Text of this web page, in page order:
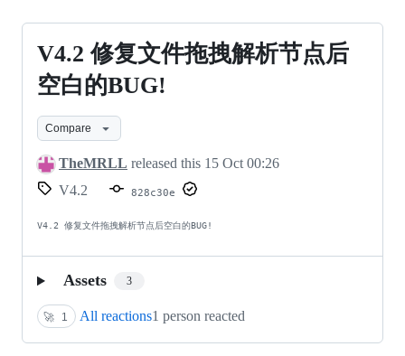
图
片
的
节
点
识
别；
输
现
在
V4.2
修
文
件
拖
拽
解
析
节
点
V4.2 修复文件拖拽解析节点后
空白的BUG!
Compare
TheMRLL released this 15 Oct 00:26
V4.2
828c30e
V4.2 修复文件拖拽解析节点后空白的BUG!
Assets 3
🚀 1 All reactions1 person reacted